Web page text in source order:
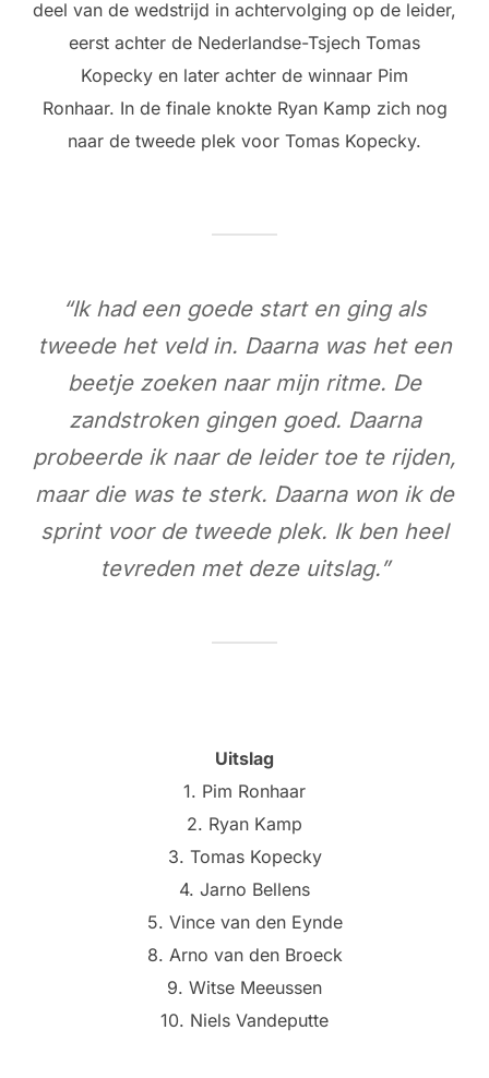
deel van de wedstrijd in achtervolging op de leider,
eerst achter de Nederlandse-Tsjech Tomas
Kopecky en later achter de winnaar Pim
Ronhaar. In de finale knokte Ryan Kamp zich nog
naar de tweede plek voor Tomas Kopecky.
“Ik had een goede start en ging als
tweede het veld in. Daarna was het een
beetje zoeken naar mijn ritme. De
zandstroken gingen goed. Daarna
probeerde ik naar de leider toe te rijden,
maar die was te sterk. Daarna won ik de
sprint voor de tweede plek. Ik ben heel
tevreden met deze uitslag.”
Uitslag
1. Pim Ronhaar
2. Ryan Kamp
3. Tomas Kopecky
4. Jarno Bellens
5. Vince van den Eynde
8. Arno van den Broeck
9. Witse Meeussen
10. Niels Vandeputte